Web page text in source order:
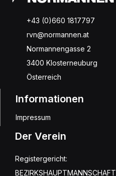
+43 (0)660 1817797
rvn@normannen.at
Normannengasse 2
3400 Klosterneuburg
Österreich
Informationen
Impressum
Der Verein
Registergericht:
BEZIRKSHAUPTMANNSCHAFT